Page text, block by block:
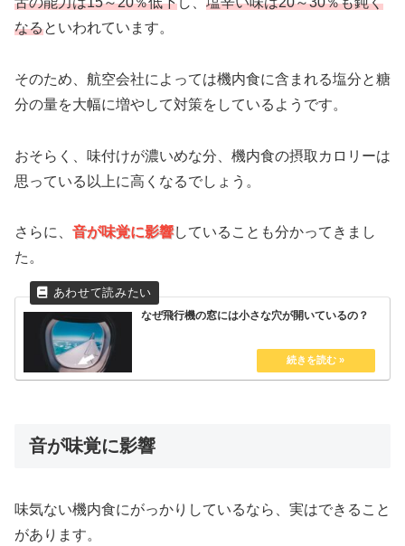
なるといわれています。
そのため、航空会社によっては機内食に含まれる塩分と糖
分の量を大幅に増やして対策をしているようです。
おそらく、味付けが濃いめな分、機内食の摂取カロリーは
思っている以上に高くなるでしょう。
さらに、 音が味覚に影響していることも分かってきまし
た。
なぜ飛行機の窓には小さな穴が開いているの？
音が味覚に影響
味気ない機内食にがっかりしているなら、実はできること
があります。